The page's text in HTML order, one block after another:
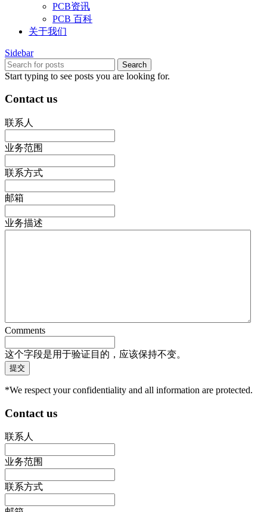
PCB资讯
PCB 百科
关于我们
Sidebar
Search
Start typing to see posts you are looking for.
Contact us
联系人
业务范围
联系方式
邮箱
业务描述
Comments
这个字段是用于验证目的，应该保持不变。
*We respect your confidentiality and all information are protected.
Contact us
联系人
业务范围
联系方式